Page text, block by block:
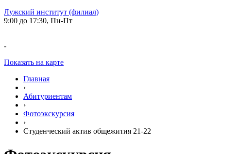
Лужский институт (филиал)
9:00 до 17:30, Пн-Пт
-
Показать на карте
Главная
›
Абитуриентам
›
Фотоэкскурсия
›
Студенческий актив общежития 21-22